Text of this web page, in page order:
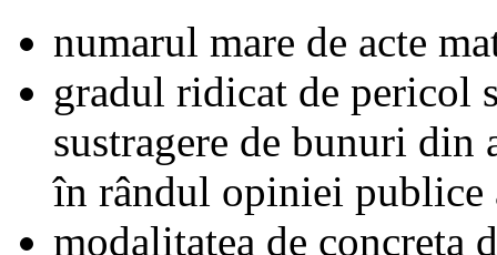
numarul mare de acte
gradul ridicat de pericol
sustragere de bunuri din
în rândul opiniei publice
modalitatea de concreta